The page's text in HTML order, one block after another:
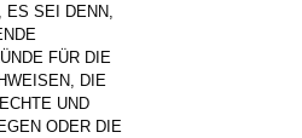
SEI DENN,
FÜR DIE
DIE
UND
ODER DIE